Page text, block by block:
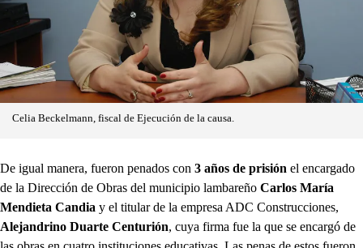
Celia Beckelmann, fiscal de Ejecución de la causa.
De igual manera, fueron penados con 3 años de prisión el encargado
de la Dirección de Obras del municipio lambareño Carlos María
Mendieta Candia y el titular de la empresa ADC Construcciones,
Alejandrino Duarte Centurión, cuya firma fue la que se encargó de